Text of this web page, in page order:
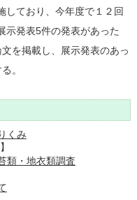
しており、今年度で１２回
示発表5件の発表があった
を掲載し、展示発表のあっ
。
くみ
類・地衣類調査